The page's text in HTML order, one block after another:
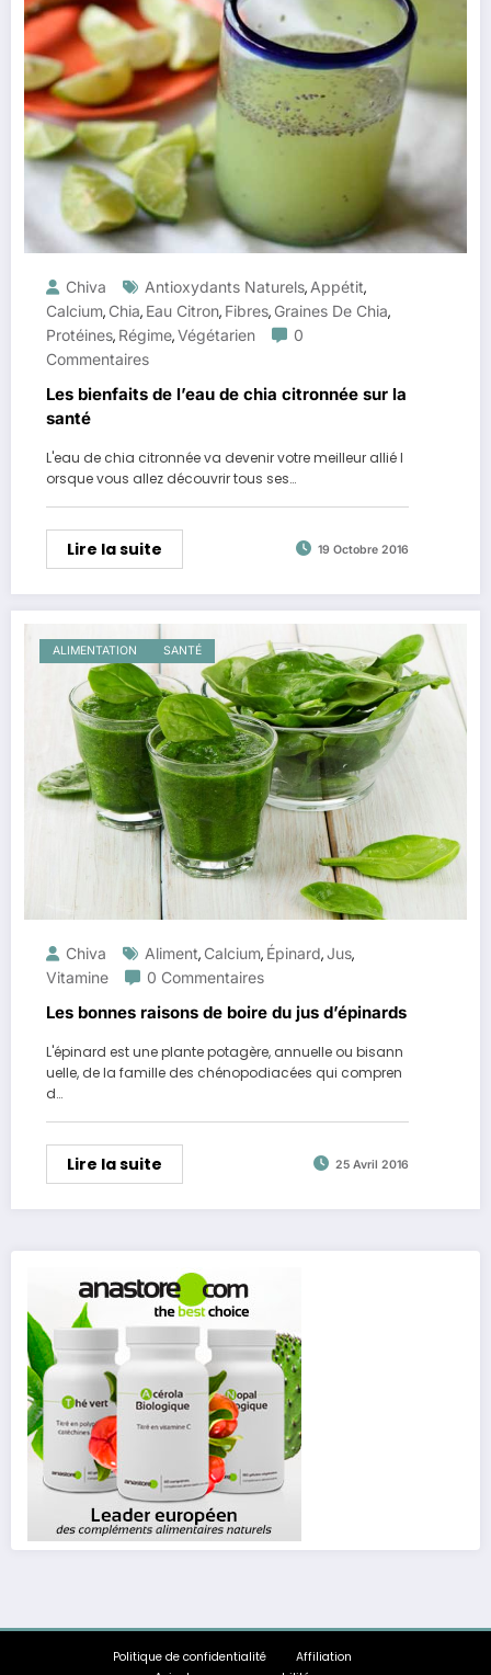
Chiva Antioxydants Naturels, Appétit,
Calcium, Chia, Eau Citron, Fibres, Graines De Chia,
Protéines, Régime,Végétarien
0
Commentaires
Les bienfaits de l’eau de chia citronnée sur la
santé
L'eau de chia citronnée va devenir votre meilleur allié l
orsque vous allez découvrir tous ses…
Lire la suite 19 Octobre 2016
ALIMENTATION SANTÉ
Chiva Aliment, Calcium, Épinard,Jus,
Vitamine
0 Commentaires
Les bonnes raisons de boire du jus d’épinards
L'épinard est une plante potagère, annuelle ou bisann
uelle, de la famille des chénopodiacées qui compren
d…
Lire la suite 25 Avril 2016
Politique de confidentialité
Affiliation